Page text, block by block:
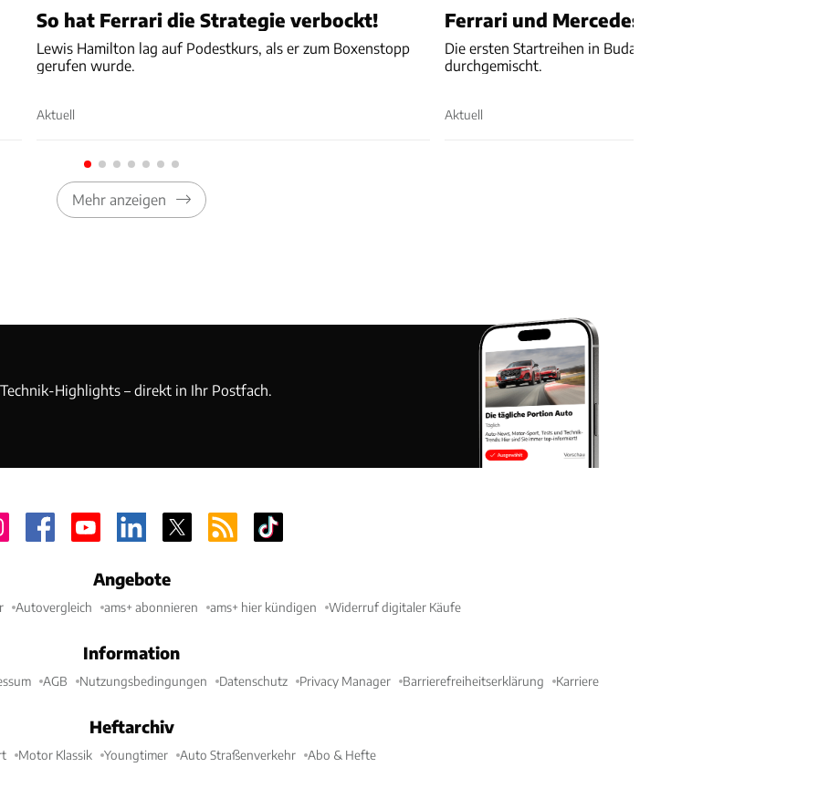
So hat Ferrari die Strategie verbockt!
Lewis Hamilton lag auf Podestkurs, als er zum Boxenstopp
gerufen wurde.
Aktuell
Ferrari und Mercedes verlieren
Die ersten Startreihen in Budapest werden noch einmal
durchgemischt.
Aktuell
Mehr anzeigen
Highlights – direkt in Ihr Postfach.
Angebote
Autovergleich ams+ abonnieren ams+ hier kündigen Widerruf digitaler Käufe
Information
AGB Nutzungsbedingungen Datenschutz Privacy Manager Barrierefreiheitserklärung Karriere
Heftarchiv
Motor Klassik Youngtimer Auto Straßenverkehr Abo & Hefte